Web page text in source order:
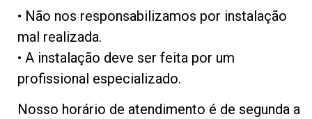
• Não nos responsabilizamos por instalação
mal realizada.
• A instalação deve ser feita por um
profissional especializado.
Nosso horário de atendimento é de segunda a